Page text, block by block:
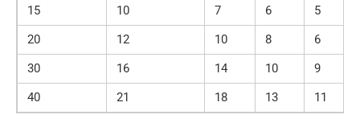
15
10 7 6
5
20
12 10 8
6
30
16 14 10
9
40
21 18 13 11